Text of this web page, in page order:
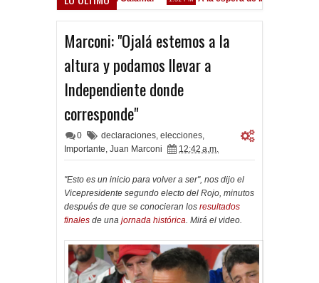
Marconi: "Ojalá estemos a la
altura y podamos llevar a
Independiente donde
corresponde"
0 declaraciones, elecciones,
Importante, Juan Marconi 12:42 a.m.
"Esto es un inicio para volver a ser", nos dijo el
Vicepresidente segundo electo del Rojo, minutos
después de que se conocieran los resultados
finales de una jornada histórica. Mirá el video.